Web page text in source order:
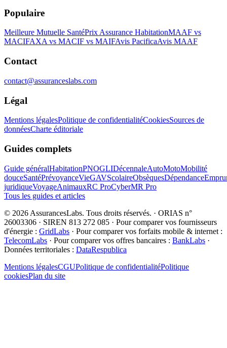
Populaire
Meilleure Mutuelle SantéPrix Assurance HabitationMAAF vs
MACIFAXA vs MACIF vs MAIFAvis PacificaAvis MAAF
Contact
contact@assuranceslabs.com
Légal
Mentions légalesPolitique de confidentialitéCookiesSources de
donnéesCharte éditoriale
Guides complets
Guide généralHabitationPNOGLIDécennaleAutoMotoMobilité
douceSantéPrévoyanceVieGAVScolaireObsèquesDépendance
juridiqueVoyageAnimauxRC ProCyberMR Pro
Tous les guides et articles
© 2026 AssurancesLabs. Tous droits réservés. · ORIAS n°
26003306 · SIREN 813 272 085 · Pour comparer vos fournisseurs
d'énergie : GridLabs · Pour comparer vos forfaits mobile & internet :
TelecomLabs · Pour comparer vos offres bancaires : BankLabs ·
Données territoriales : DataRespublica
Mentions légalesCGUPolitique de confidentialitéPolitique
cookiesPlan du site